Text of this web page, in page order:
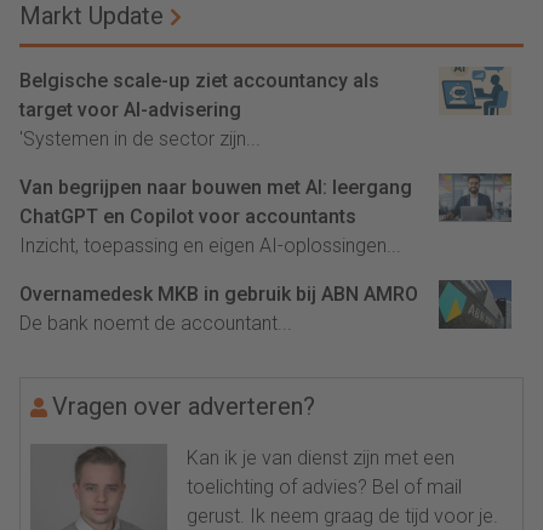
Markt Update
Belgische scale-up ziet accountancy als
target voor AI-advisering
'Systemen in de sector zijn...
Van begrijpen naar bouwen met AI: leergang
ChatGPT en Copilot voor accountants
Inzicht, toepassing en eigen AI-oplossingen...
Overnamedesk MKB in gebruik bij ABN AMRO
De bank noemt de accountant...
Vragen over adverteren?
Kan ik je van dienst zijn met een
toelichting of advies? Bel of mail
gerust. Ik neem graag de tijd voor je.